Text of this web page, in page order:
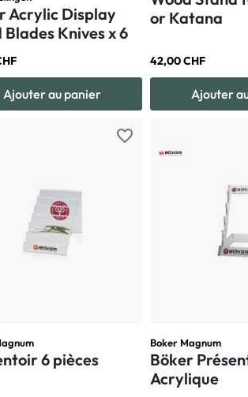
Acrylic Display
Blades Knives x 6
Ajouter au panier
or Katana
42,00 CHF
Ajouter
favorite_border
6 pièces
Boker Magnum
Böker
Acrylique